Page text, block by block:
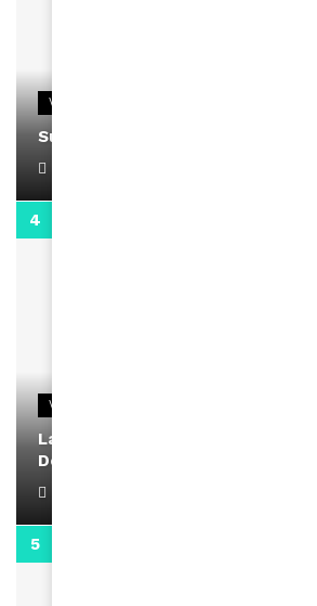
VIDEOS
Support Black Business Wee-kend
VIDEOS
La rubrique santé speciale
Docteur Makanda